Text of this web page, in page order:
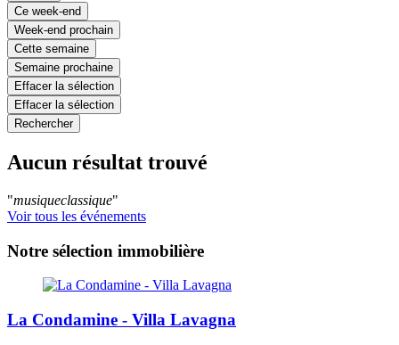
Ce week-end
Week-end prochain
Cette semaine
Semaine prochaine
Effacer la sélection
Effacer la sélection
Rechercher
Aucun résultat trouvé
"musiqueclassique"
Voir tous les événements
Notre sélection immobilière
La Condamine - Villa Lavagna